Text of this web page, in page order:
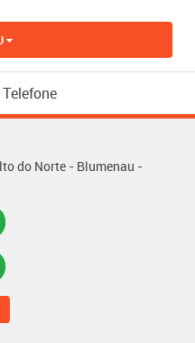
do Norte - Blumenau -